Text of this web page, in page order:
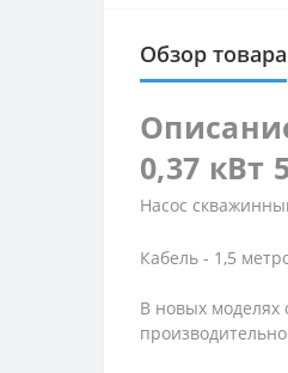
Обзор товара
0,37 кВт
Насос
Кабель - 1,5
В новых моделях